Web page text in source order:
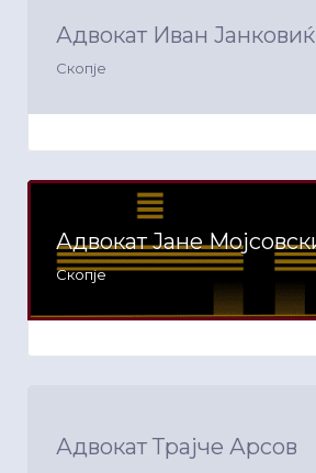
Адвокат Иван Јанковиќ
Скопје
Адвокат Јане
Скопје
Адвокат Трајче Арсов